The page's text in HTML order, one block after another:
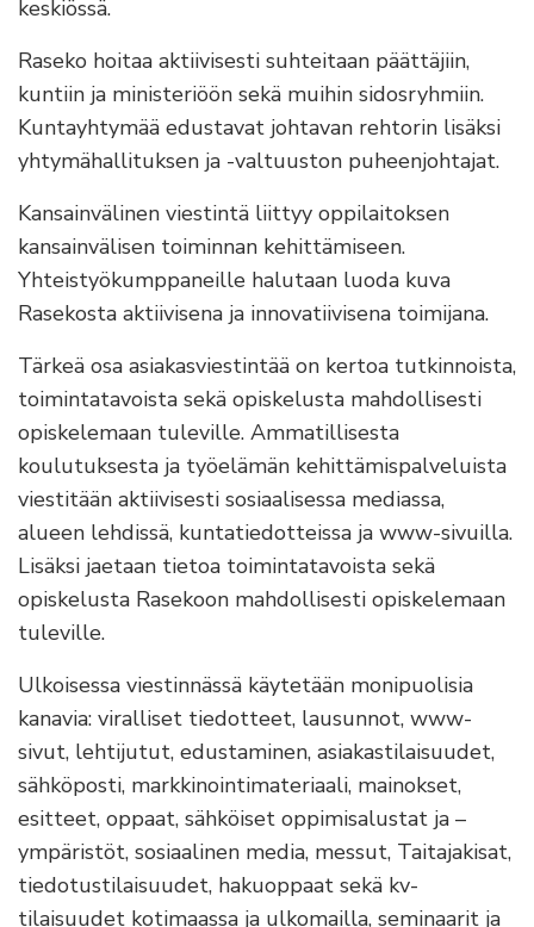
keskiössä.
Raseko hoitaa aktiivisesti suhteitaan päättäjiin,
kuntiin ja ministeriöön sekä muihin sidosryhmiin.
Kuntayhtymää edustavat johtavan rehtorin lisäksi
yhtymähallituksen ja -valtuuston puheenjohtajat.
Kansainvälinen viestintä liittyy oppilaitoksen
kansainvälisen toiminnan kehittämiseen.
Yhteistyökumppaneille halutaan luoda kuva
Rasekosta aktiivisena ja innovatiivisena toimijana.
Tärkeä osa asiakasviestintää on kertoa tutkinnoista,
toimintatavoista sekä opiskelusta mahdollisesti
opiskelemaan tuleville. Ammatillisesta
koulutuksesta ja työelämän kehittämispalveluista
viestitään aktiivisesti sosiaalisessa mediassa,
alueen lehdissä, kuntatiedotteissa ja www-sivuilla.
Lisäksi jaetaan tietoa toimintatavoista sekä
opiskelusta Rasekoon mahdollisesti opiskelemaan
tuleville.
Ulkoisessa viestinnässä käytetään monipuolisia
kanavia: viralliset tiedotteet, lausunnot, www-
sivut, lehtijutut, edustaminen, asiakastilaisuudet,
sähköposti, markkinointimateriaali, mainokset,
esitteet, oppaat, sähköiset oppimisalustat ja –
ympäristöt, sosiaalinen media, messut, Taitajakisat,
tiedotustilaisuudet, hakuoppaat sekä kv-
tilaisuudet kotimaassa ja ulkomailla, seminaarit ja